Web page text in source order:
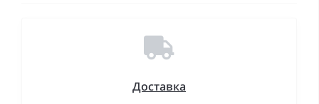
Доставка